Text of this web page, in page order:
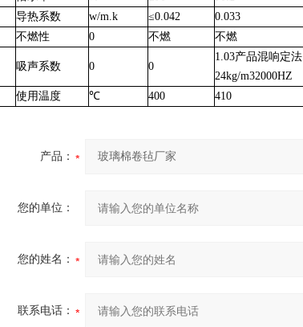
导热系数 w/m.k ≤0.042 0.033
不燃性 0 不燃 不燃
吸声系数 0 0
1.03产品混响定法
24kg/m32000HZ
使用温度 ℃ 400 410
产品：
您的单位：
您的姓名：
联系电话：